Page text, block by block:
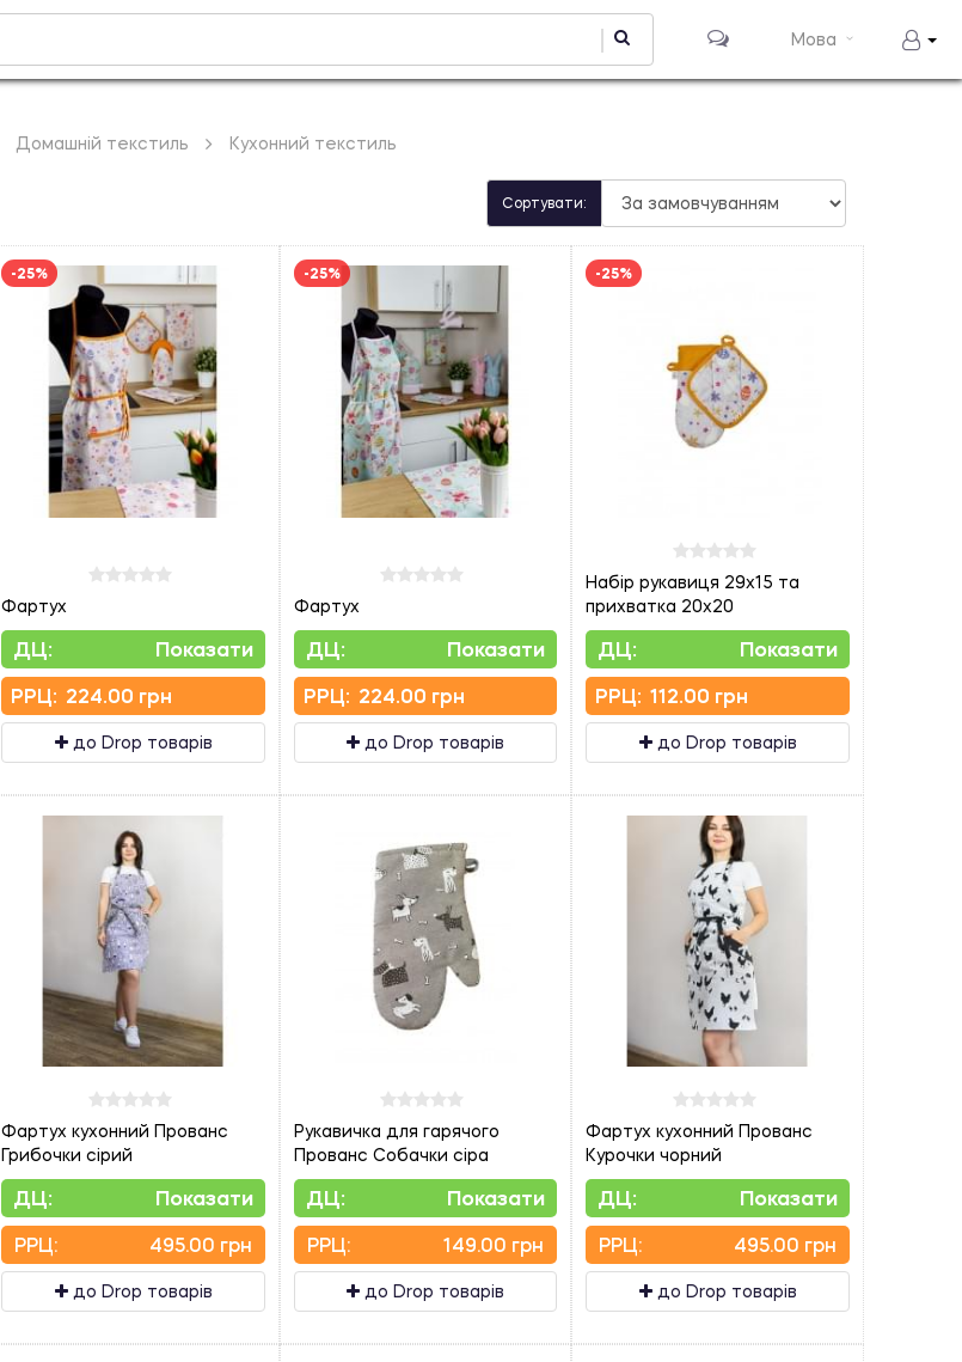
Мова
Домашній текстиль Кухонний текстиль
Сортувати:
-25%
Фартух
ДЦ: Показати
PPЦ: 224.00 грн
до Drop товарів
-25%
Фартух
ДЦ: Показати
PPЦ: 224.00 грн
до Drop товарів
-25%
Набір рукавиця 29х15 та
прихватка 20х20
ДЦ: Показати
PPЦ: 112.00 грн
до Drop товарів
Фартух кухонний Прованс
Грибочки сірий
ДЦ: Показати
PPЦ: 495.00 грн
до Drop товарів
Рукавичка для гарячого
Прованс Собачки сіра
ДЦ: Показати
PPЦ: 149.00 грн
до Drop товарів
Фартух кухонний Прованс
Курочки чорний
ДЦ: Показати
PPЦ: 495.00 грн
до Drop товарів